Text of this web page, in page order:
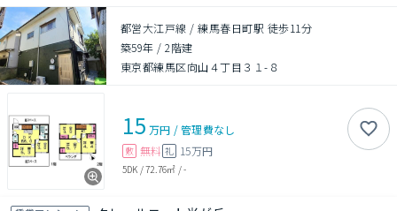
都営大江戸線 / 練馬春日町駅 徒歩11分
築59年 /2階建
東京都練馬区向山４丁目３１-８
15 万円 /管理費なし
敷 無料 礼 15万円
5DK /72.76㎡ /-